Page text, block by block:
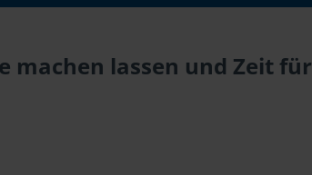
machen lassen und Zeit für